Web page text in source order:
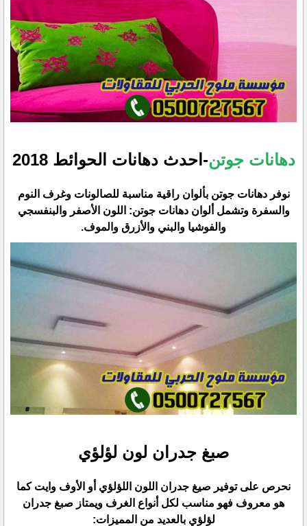
دهانات جوتن-احدث دهانات الحوائط 2018‏
نوفر دهانات جوتن بألوان راقية مناسبة للصالونات وغرف النوم
والسفرة وتشمل ألوان دهانات جوتن: اللون الأصفر ‏والبنفسجي
والفوشيا والبني والأزرق والموف.‏
صبغ جدران لون لؤلؤي
نحرص على توفير صيغ جدران اللون اللؤلؤي أو الأوف وايت كما
هو معروف فهو مناسب لكل أنواع الغرف ويمتاز ‏صبغ جدران
لؤلؤي بالعديد من المميزات:‏